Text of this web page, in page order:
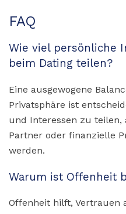
FAQ
Wie viel persönliche
beim Dating teilen?
Eine ausgewogene
Privatsphäre ist
und Interessen zu teilen,
Partner oder finanzielle
werden.
Warum ist Offenheit
Offenheit hilft, Vertrauen